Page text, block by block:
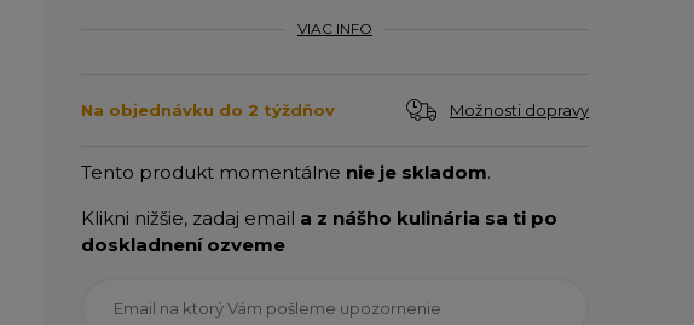
VIAC INFO
Na objednávku do 2 týždňov Možnosti dopravy
Tento produkt momentálne nie je skladom.
Klikni nižšie, zadaj email a z nášho kulinária sa ti po
doskladnení ozveme